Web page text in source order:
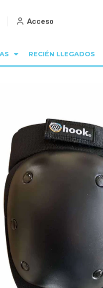
Acceso
RECIÉN LLEGADOS